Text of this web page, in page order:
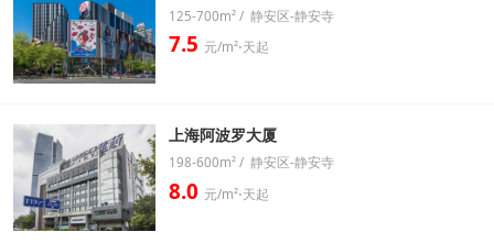
125-700m² / 静安区-静安寺
7.5 元/m²⋅天起
上海阿波罗大厦
198-600m² / 静安区-静安寺
8.0 元/m²⋅天起